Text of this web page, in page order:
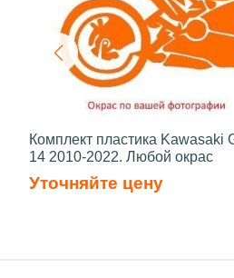
Комплект пластика Kawasaki
14 2010-2022. Любой окрас
Уточняйте цену